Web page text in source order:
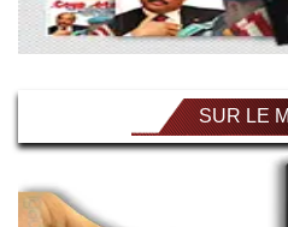
SUR LE